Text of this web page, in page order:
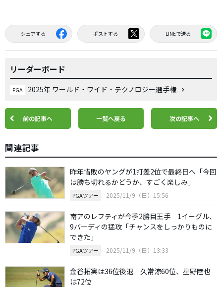
シェアする ポストする LINEで送る
リーダーボード
PGA 2025年 ワールド・ワイド・テクノロジー選手権
前の記事へ 一覧へ戻る 次の記事へ
関連記事
昨年惜敗のヤングが1打差2位で最終日へ「今回
は勝ち切れるかどうか、すごく楽しみ」
PGAツアー 2025/11/9（日）15:56
南アのレフティが今季2勝目王手 1イーグル、
9バーディの猛攻「チャンスをしっかりものに
できた」
PGAツアー 2025/11/9（日）13:33
金谷拓実は36位後退 久常涼60位、星野陸也
は72位